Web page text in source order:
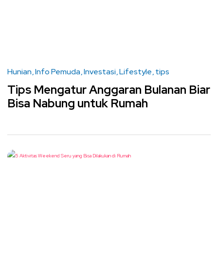
Hunian Info Pemuda Investasi Lifestyle tips
Tips Mengatur Anggaran Bulanan Biar
Bisa Nabung untuk Rumah